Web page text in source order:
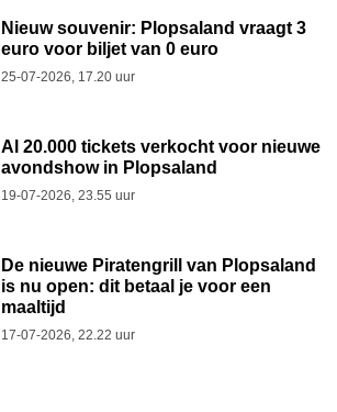
Nieuw souvenir: Plopsaland vraagt 3
euro voor biljet van 0 euro
25-07-2026, 17.20 uur
Al 20.000 tickets verkocht voor nieuwe
avondshow in Plopsaland
19-07-2026, 23.55 uur
De nieuwe Piratengrill van Plopsaland
is nu open: dit betaal je voor een
maaltijd
17-07-2026, 22.22 uur